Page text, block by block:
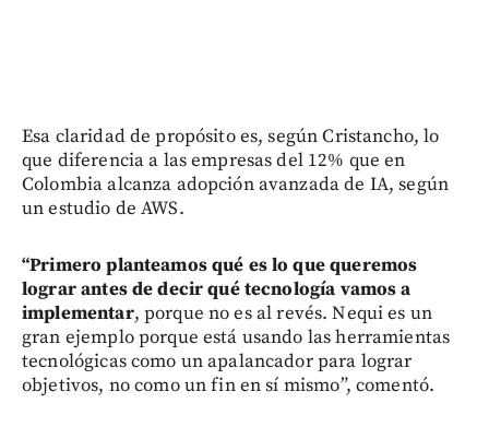
Esa claridad de propósito es, según Cristancho, lo
que diferencia a las empresas del 12% que en
Colombia alcanza adopción avanzada de IA, según
un estudio de AWS.
“Primero planteamos qué es lo que queremos
lograr antes de decir qué tecnología vamos a
implementar, porque no es al revés. Nequi es un
gran ejemplo porque está usando las herramientas
tecnológicas como un apalancador para lograr
objetivos, no como un fin en sí mismo”, comentó.